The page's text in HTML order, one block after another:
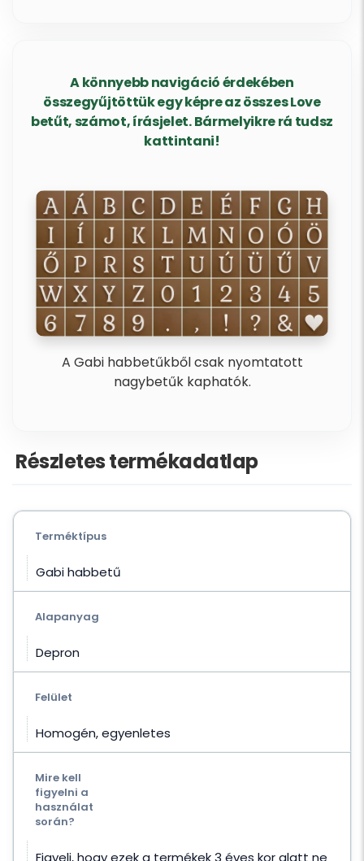
A könnyebb navigáció érdekében
összegyűjtöttük egy képre az összes Love
betűt, számot, írásjelet. Bármelyikre rá tudsz
kattintani!
A Gabi habbetűkből csak nyomtatott
nagybetűk kaphatók.
Részletes termékadatlap
Terméktípus
Gabi habbetű
Alapanyag
Depron
Felület
Homogén, egyenletes
Mire kell
figyelni a
használat
során?